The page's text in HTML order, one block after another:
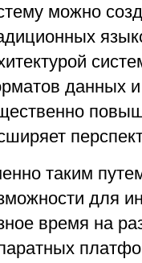
можно
данных
таким
для
время на